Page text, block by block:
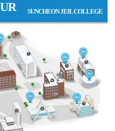
SUNCHEON JEIL COLLEGE